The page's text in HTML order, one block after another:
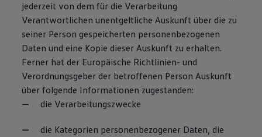
jederzeit von dem für die Verarbeitung
Verantwortlichen unentgeltliche Auskunft über die zu
seiner Person gespeicherten personenbezogenen
Daten und eine Kopie dieser Auskunft zu erhalten.
Ferner hat der Europäische Richtlinien- und
Verordnungsgeber der betroffenen Person Auskunft
über folgende Informationen zugestanden:
die Verarbeitungszwecke
die Kategorien personenbezogener Daten, die